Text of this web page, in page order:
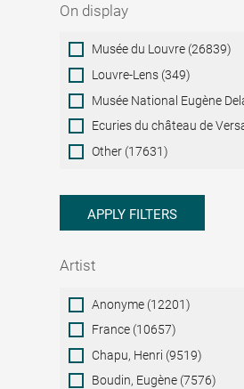
On display
On
display
Musée du Louvre (26839)
Louvre-Lens (349)
Musée National Eugène
Ecuries du château de
Other (17631)
APPLY FILTERS
Artist
ArtistAnonyme (12201)
France (10657)
Chapu, Henri (9519)
Boudin, Eugène (7576)